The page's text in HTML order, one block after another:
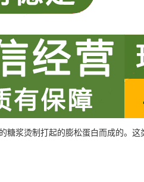
糖浆烫制打起的膨松蛋白而成的。